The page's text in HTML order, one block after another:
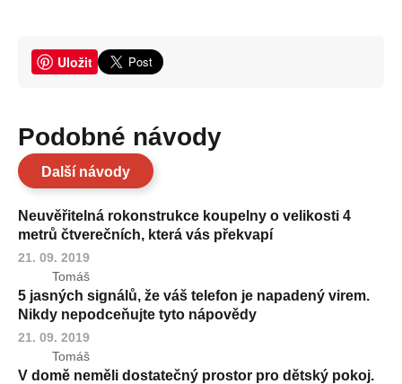
Uložit
Podobné návody
Další návody
Neuvěřitelná rokonstrukce koupelny o velikosti 4
metrů čtverečních, která vás překvapí
21. 09. 2019
Tomáš
5 jasných signálů, že váš telefon je napadený virem.
Nikdy nepodceňujte tyto nápovědy
21. 09. 2019
Tomáš
V domě neměli dostatečný prostor pro dětský pokoj.